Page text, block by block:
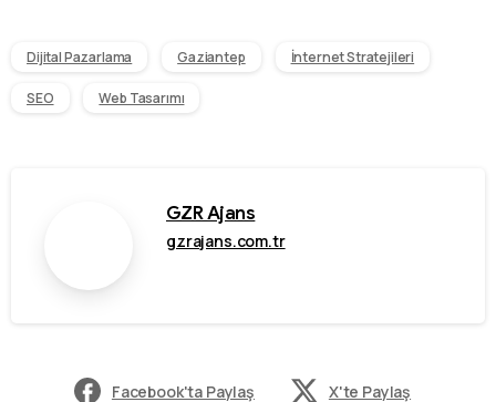
Dijital Pazarlama Gaziantep İnternet Stratejileri
SEO Web Tasarımı
GZR Ajans
gzrajans.com.tr
Facebook'ta Paylaş X'te Paylaş